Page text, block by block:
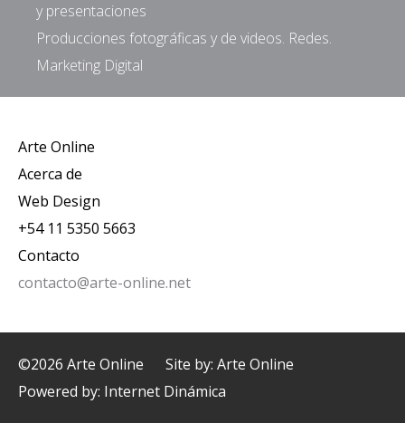
y presentaciones
Producciones fotográficas y de videos. Redes.
Marketing Digital
Arte Online
Acerca de
Web Design
+54 11 5350 5663
Contacto
contacto@arte-online.net
©2026 Arte Online
Site by: Arte Online
Powered by: Internet Dinámica